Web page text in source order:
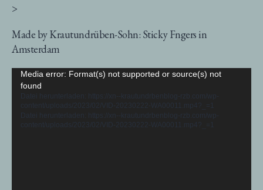
>
Made by Krautundrüben-Sohn: Sticky Fngers in
Amsterdam
Video-
Player
Media error: Format(s) not supported or source(s) not
found
Datei herunterladen: https://xn--krautundrbenblog-rzb.com/wp-
content/uploads/2023/02/VID-20230222-WA00011.mp4?_=1
Datei herunterladen: https://xn--krautundrbenblog-rzb.com/wp-
content/uploads/2023/02/VID-20230222-WA00011.mp4?_=1